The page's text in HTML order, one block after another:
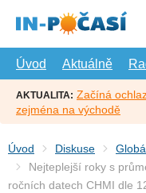
hlavní
Úvod
Aktuálně
AKTUALITA: Začíná
zejména na východě
Úvod Diskuse
Nejteplejší roky s
ročních datech CHMI dle